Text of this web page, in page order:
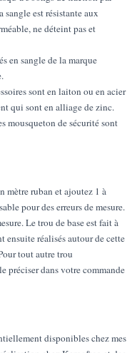
sangle est résistante aux
ne déteint pas et
en sangle de la marque
sont en laiton ou en acier
qui sont en alliage de zinc.
mousqueton de sécurité sont
mètre ruban et ajoutez 1 à
pour des erreurs de mesure.
Le trou de base est fait à
ensuite réalisés autour de cette
tout autre trou
préciser dans votre commande
disponibles chez mes